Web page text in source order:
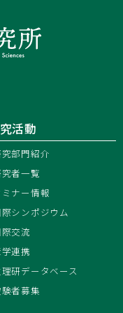
活動
部門紹介
者一覧
ミナー情報
際シンポジウム
交流
連携
理研データベース
者募集